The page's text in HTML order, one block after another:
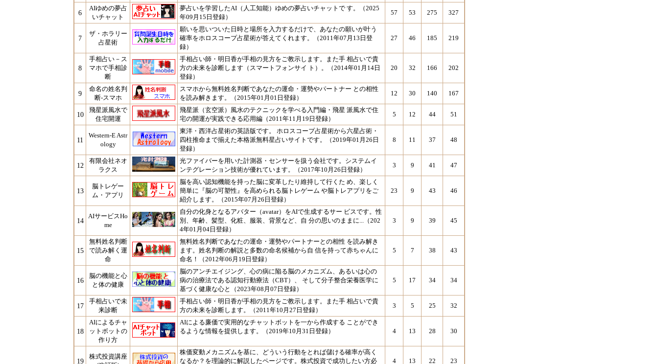
6
AIゆめの夢占
いチャット
夢占いを学習したAI（人工知能）ゆめの夢占いチャットで す。（2025
年09月15日登録）
57 53 275 327
7
ザ・ホラリー
占星術
願いを思いついた日時と場所を入力するだけで、あなたの願いが叶う
確率をホロスコープ占星術が答えてくれます。（2011年07月13日登
録）
27 46 185 219
8
手相占い－ス
マホで手相診
断
手相占い師・明日香が手相の見方をご教示します。また手 相占いで貴
方の未来を診断します（スマートフォンサイ ト）。（2014年01月14日
登録）
20 32 166 202
9
命名の姓名判
断-スマホ
スマホから無料姓名判断であなたの運命・運勢やパートナー との相性
を読み解きます。（2015年01月01日登録）
12 30 140 167
10
飛星派風水で
住宅開運
飛星派（玄空派）風水のテクニックを学べる入門編・飛星 派風水で住
宅の開運が実践できる応用編（2011年11月19日登録）
5 12 44 51
11
Western-E Astr
ology
東洋・西洋占星術の英語版です。 ホロスコープ占星術から六星占術・
四柱推命まで揃えた本格派無料星占いサイトです。（2019年01月26日
登録）
8 11 37 48
12
有限会社ネオ
ラクス
光ファイバーを用いた計測器・センサーを扱う会社です。システムイ
ンテグレーション技術が優れています。（2017年10月26日登録）
3 9 41 47
13
脳トレゲー
ム・アプリ
脳を高い認知機能を持った脳に変革したり維持して行くた め、楽しく
簡単に『脳の可塑性』を高められる脳トレゲーム や脳トレアプリをご
紹介します。（2015年07月26日登録）
23 9 43 46
14
AIサービスHo
me
自分の化身となるアバター（avatar）をAIで生成するサー ビスです。性
別、年齢、髪型、化粧、服装、背景など、自 分の思いのままに...（202
4年01月04日登録）
3 9 39 45
15
無料姓名判断
で読み解く運
命
無料姓名判断であなたの運命・運勢やパートナーとの相性 を読み解き
ます。姓名判断の解説と多数の命名候補から自 信を持って赤ちゃんに
命名！（2012年06月19日登録）
5 7 38 43
16
脳の機能と心
と体の健康
脳のアンチエイジング、心の病に陥る脳のメカニズム、あるいは心の
病の治療法である認知行動療法（CBT）、 そして分子整合栄養医学に
基づく健康な心と（2023年08月07日登録）
5 17 34 34
17
手相占いで未
来診断
手相占い師・明日香が手相の見方をご教示します。また手 相占いで貴
方の未来を診断します。（2011年10月27日登録）
3 5 25 32
18
AIによるチャ
ットボットの
作り方
AIによる廉価で実用的なチャットボットを一から作成する ことができ
るような情報を提供します。（2019年10月31日登録）
4 13 28 30
19
株式投資講座
株価変動メカニズムを基に、どういう行動をとれば儲ける確率が高く
なるか？を理論的に解説したページです。株式投資で成功したい方必
4 13 22 23